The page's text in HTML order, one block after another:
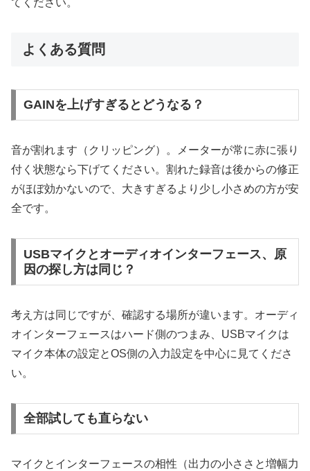
てください。
よくある質問
GAINを上げすぎるとどうなる？
音が割れます（クリッピング）。メーターが常に赤に張り
付く状態なら下げてください。割れた録音は後からの修正
がほぼ効かないので、大きすぎるより少し小さめの方が安
全です。
USBマイクとオーディオインターフェース、原
因の探し方は同じ？
考え方は同じですが、確認する場所が違います。オーディ
オインターフェースはハード側のつまみ、USBマイクは
マイク本体の設定とOS側の入力設定を中心に見てくださ
い。
全部試しても直らない
マイクとインターフェースの相性（出力の小ささと増幅力